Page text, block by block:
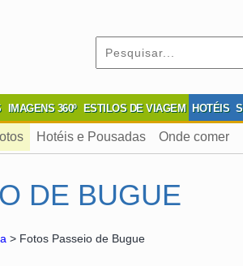
IMAGENS 360º ESTILOS DE VIAGEM HOTÉIS
Hotéis e Pousadas Onde comer
DE BUGUE
> Fotos Passeio de Bugue